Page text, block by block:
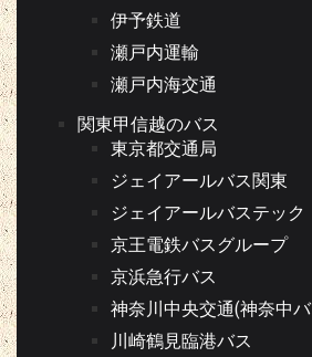
伊予鉄道
瀬戸内運輸
瀬戸内海交通
関東甲信越のバス
東京都交通局
ジェイアールバス関東
ジェイアールバステック
京王電鉄バスグループ
京浜急行バス
神奈川中央交通(神奈中
川崎鶴見臨港バス